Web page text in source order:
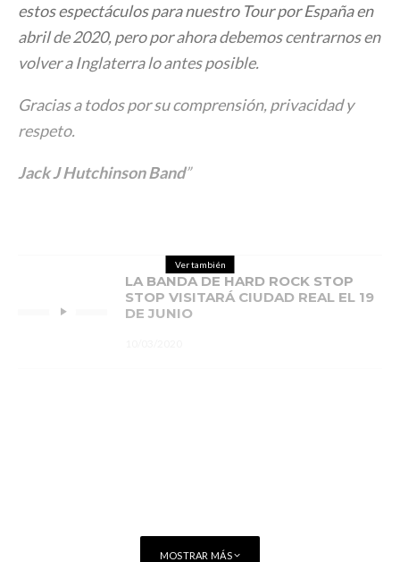
estos espectáculos para nuestro Tour por España en
abril de 2020, pero por ahora debemos centrarnos en
volver a Inglaterra lo antes posible.
Gracias a todos por su comprensión, privacidad y
respeto.
Jack J Hutchinson Band”
Ver también
LA BANDA DE HARD ROCK STOP
STOP VISITARÁ CIUDAD REAL EL 19
DE JUNIO
MOSTRAR MÁS